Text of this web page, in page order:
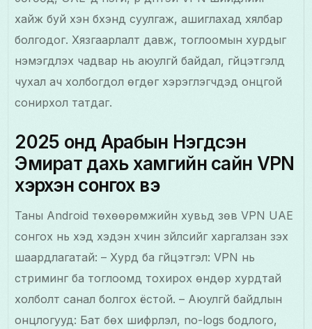
хайж буй хэн бүхэнд суулгаж, ашиглахад хялбар
болгодог. Хязгаарлалт давж, тоглоомын хурдыг
нэмэгдүүлэх чадвар нь аюулгүй байдал, гүйцэтгэлд
чухал ач холбогдол өгдөг хэрэглэгчдэд онцгой
сонирхол татдаг.
2025 онд Арабын Нэгдсэн
Эмират дахь хамгийн сайн VPN
хэрхэн сонгох вэ
Таны Android төхөөрөмжийн хувьд зөв VPN UAE
сонгох нь хэд хэдэн хүчин зүйлсийг харгалзан үзэх
шаардлагатай: – Хурд ба гүйцэтгэл: VPN нь
стриминг ба тоглоомд тохирох өндөр хурдтай
холболт санал болгох ёстой. – Аюулгүй байдлын
онцлогууд: Бат бөх шифрлэл, no-logs бодлого,